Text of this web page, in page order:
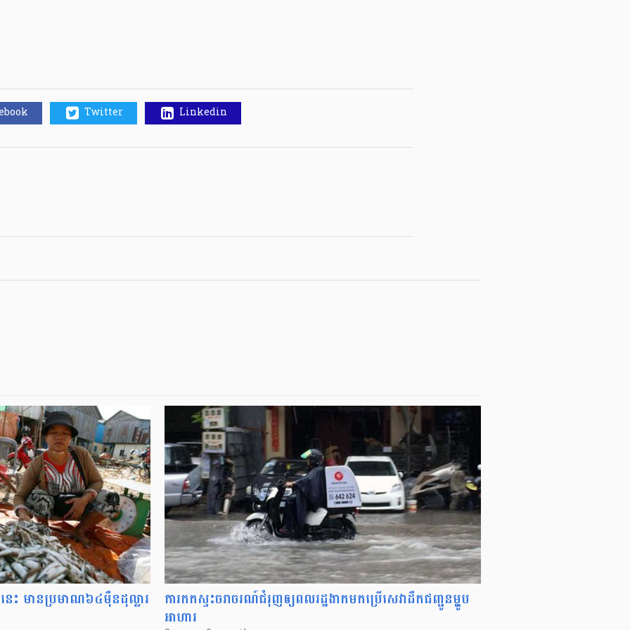
Twitter Linkedin
ះ មាន​ប្រមាណ​៦៤​ម៉ឺន​ដុល្លារ ការ​កក​ស្ទះ​ចរាចរណ៍​ជំរុញ​ឲ្យ​ពលរដ្ឋ​​​ងាក​មក​ប្រើ​សេវា​ដឹក​ជញ្ជូន​ម្ហូប​
អាហារ